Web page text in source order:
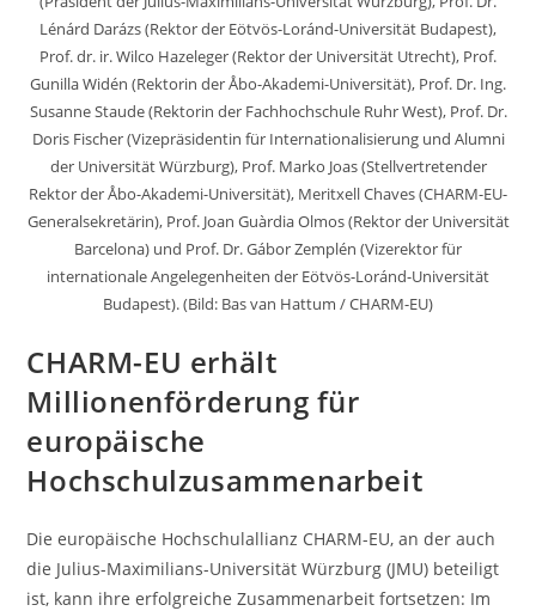
Lénárd Darázs (Rektor der Eötvös-Loránd-Universität Budapest),
Prof. dr. ir. Wilco Hazeleger (Rektor der Universität Utrecht), Prof.
Gunilla Widén (Rektorin der Åbo-Akademi-Universität), Prof. Dr. Ing.
Susanne Staude (Rektorin der Fachhochschule Ruhr West), Prof. Dr.
Doris Fischer (Vizepräsidentin für Internationalisierung und Alumni
der Universität Würzburg), Prof. Marko Joas (Stellvertretender
Rektor der Åbo-Akademi-Universität), Meritxell Chaves (CHARM-EU-
Generalsekretärin), Prof. Joan Guàrdia Olmos (Rektor der Universität
Barcelona) und Prof. Dr. Gábor Zemplén (Vizerektor für
internationale Angelegenheiten der Eötvös-Loránd-Universität
Budapest). (Bild: Bas van Hattum / CHARM-EU)
CHARM-EU erhält
Millionenförderung für
europäische
Hochschulzusammenarbeit
Die europäische Hochschulallianz CHARM-EU, an der auch
die Julius-Maximilians-Universität Würzburg (JMU) beteiligt
ist, kann ihre erfolgreiche Zusammenarbeit fortsetzen: Im